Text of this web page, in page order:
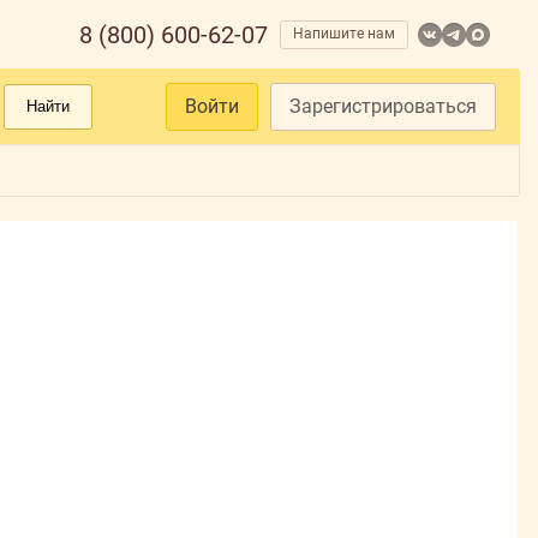
8 (800) 600-62-07 Напишите нам
Найти Войти Зарегистрироваться